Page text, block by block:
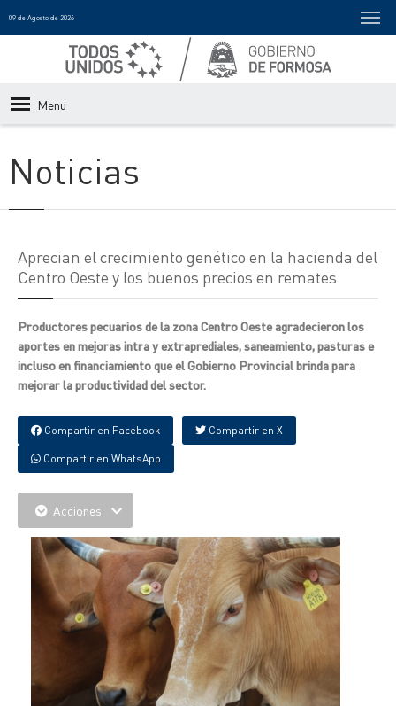
09 de Agosto de 2026
Menu
Noticias
Aprecian el crecimiento genético en la hacienda del
Centro Oeste y los buenos precios en remates
Productores pecuarios de la zona Centro Oeste agradecieron los
aportes en mejoras intra y extraprediales, saneamiento, pasturas e
incluso en financiamiento que el Gobierno Provincial brinda para
mejorar la productividad del sector.
Compartir en Facebook Compartir en X
Compartir en WhatsApp
Acciones